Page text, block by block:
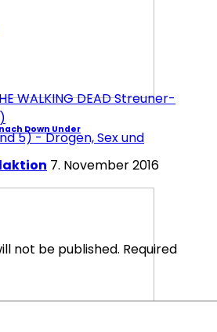
Down Under
7. November 2016
WALKING DEAD Streuner-
5) - Drogen, Sex und
not be published. Required